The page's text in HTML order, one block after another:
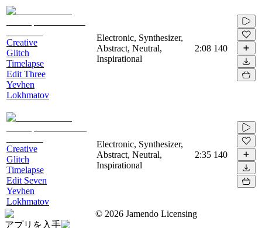
Creative
Glitch
Timelapse
Edit Three
Yevhen
Lokhmatov
Electronic, Synthesizer,
Abstract, Neutral,
Inspirational
2:08 140
Creative
Glitch
Timelapse
Edit Seven
Yevhen
Lokhmatov
Electronic, Synthesizer,
Abstract, Neutral,
Inspirational
2:35 140
© 2026 Jamendo Licensing
アプリを入手